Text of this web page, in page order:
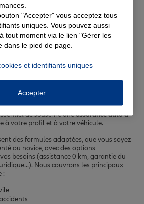
bénéficiez d'une couverture santé optimale
avec des garanties adaptées à vos
auto, moto
à Pamiers
et ses routes vallonnées, est
en voiture, moto ou scooter. Pour circuler
de souscrire uneassurance auto à
à votre profil et à votre véhicule.
des formules adaptées, que vous soyez
ou novice, avec des options
besoins (assistance 0 km, garantie du
Nous couvrons les principaux
:
"Accepter" vous acceptez tous
uniques. Vous pouvez aussi
tout moment via le lien "Gérer les
dans le pied de page.
et identifiants uniques
Accepter